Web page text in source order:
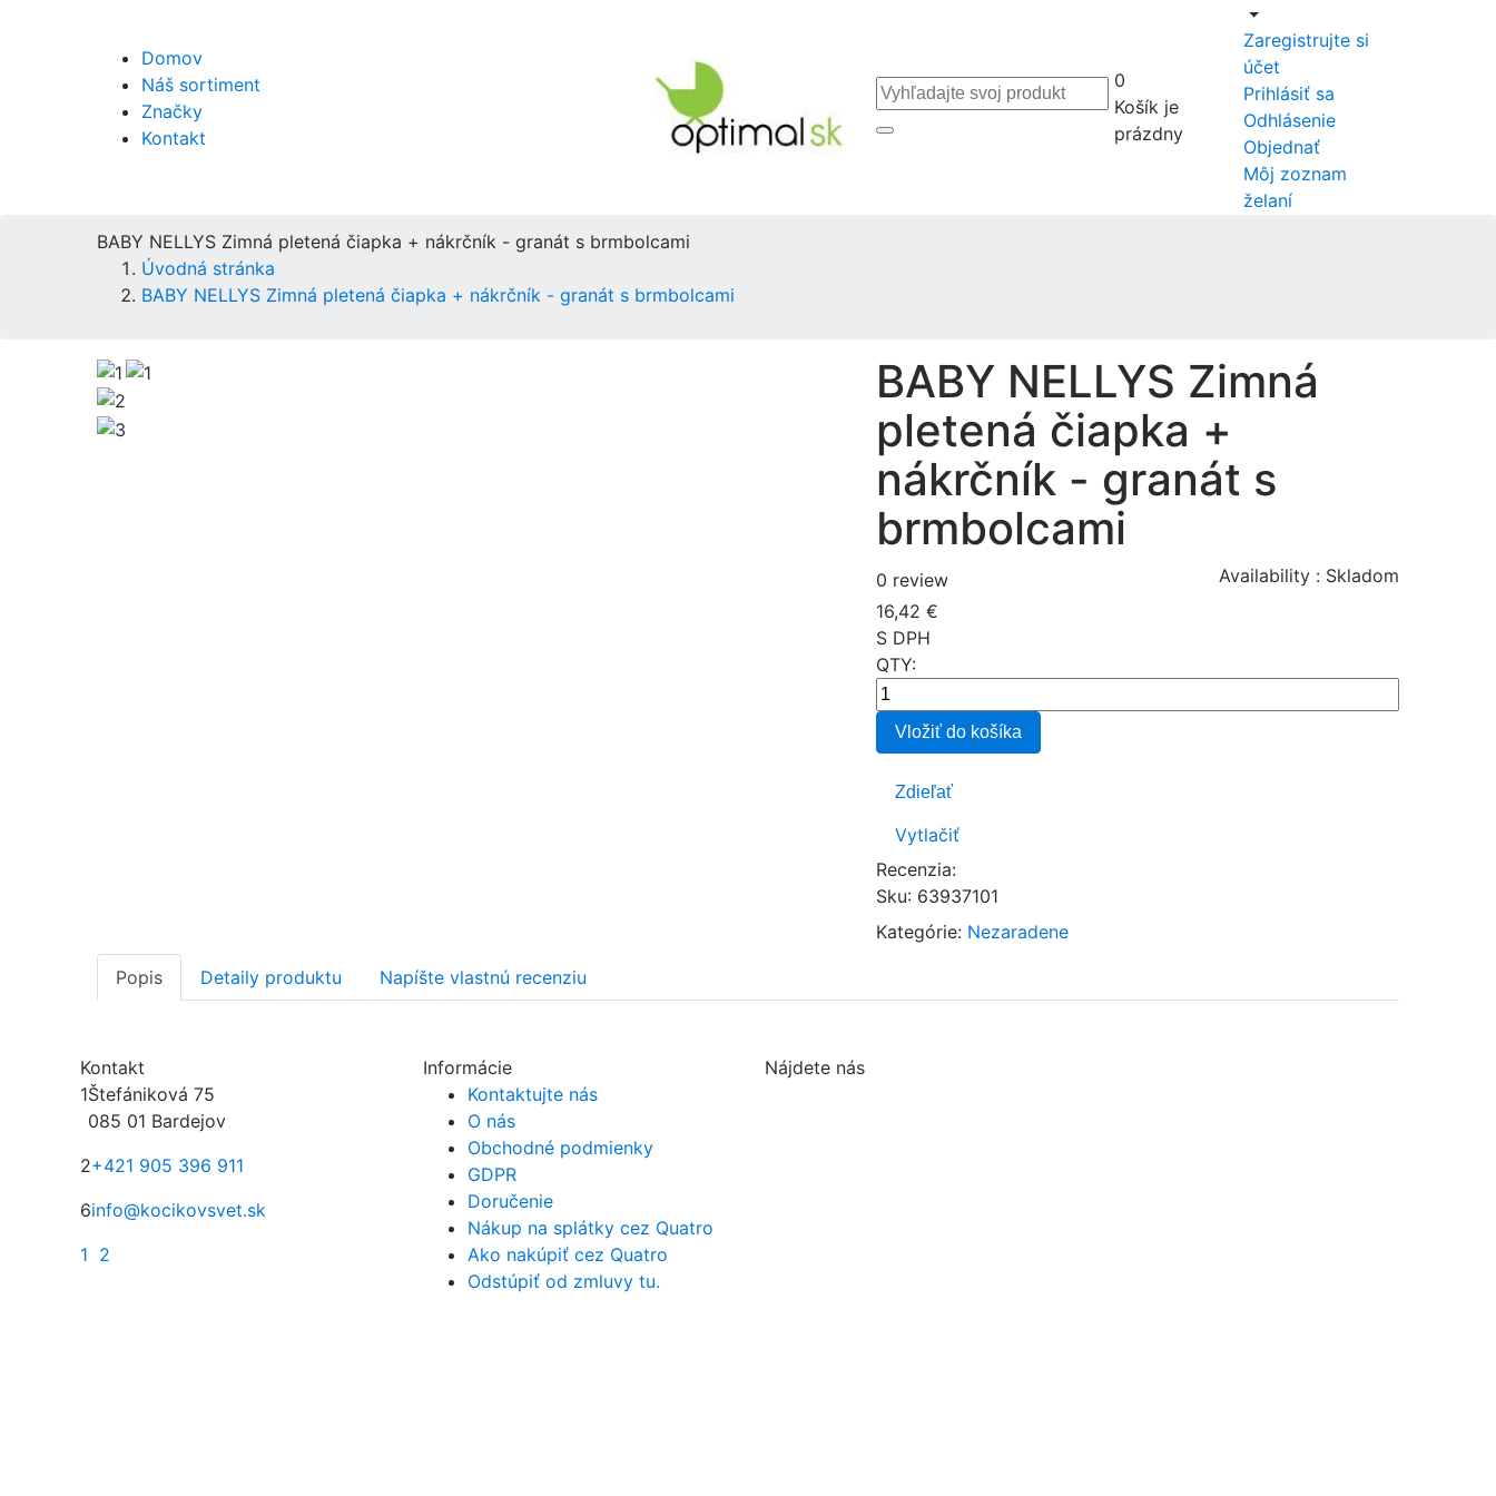
Domov
Náš sortiment
Značky
Kontakt
0
Košík je
prázdny
Zaregistrujte si
účet
Prihlásiť sa
Odhlásenie
Objednať
Môj zoznam
želaní
BABY NELLYS Zimná pletená čiapka + nákrčník - granát s brmbolcami
Úvodná stránka
BABY NELLYS Zimná pletená čiapka + nákrčník - granát s brmbolcami
BABY NELLYS Zimná
pletená čiapka +
nákrčník - granát s
brmbolcami
0 review Availability : Skladom
16,42 €
S DPH
QTY:
Vložiť do košíka
Zdieľať
Vytlačiť
Recenzia:
Sku: 63937101
Kategórie: Nezaradene
Popis Detaily produktu Napíšte vlastnú recenziu
Kontakt
1Štefániková 75
085 01 Bardejov
2+421 905 396 911
6info@kocikovsvet.sk
1 2
Informácie
Kontaktujte nás
O nás
Obchodné podmienky
GDPR
Doručenie
Nákup na splátky cez Quatro
Ako nakúpiť cez Quatro
Odstúpiť od zmluvy tu.
Nájdete nás